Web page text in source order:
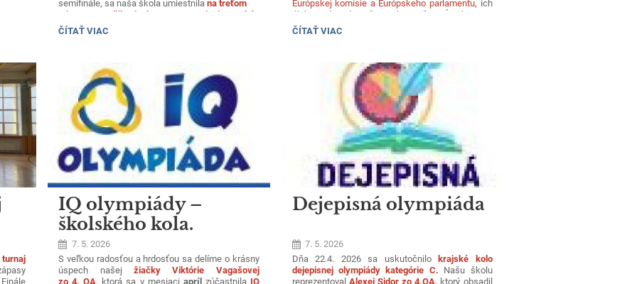
semifinále, sa naša škola umiestnila na treťom
mieste a zaručila si tak postup na celoslovenské
kolo.
POSTUP
FRIZBEE:
ČÍTAŤ VIAC
Európskej komisie a Európskeho parlamentu, ich
úlohy a dopad na život obyvateľov EÚ. Akcie sa
zúčastnili aj študenti z tried 2. AB a 2.NB, ktorí si
pri rôznych aktivitách overili svoje vedomosti o EÚ.
DEŇ
ČÍTAŤ VIAC
Finále
IQ olympiády –
školského kola.
7. 5. 2026
S veľkou radosťou a hrdosťou sa delíme o krásny
úspech našej
žiačky Viktórie Vagašovej
zo 4. OA, ktorá sa v mesiaci apríl zúčastnila IQ
Dejepisná olympiáda
7. 5. 2026
Dňa 22.4. 2026 sa uskutočnilo
krajské kolo
dejepisnej olympiády kategórie C. Našu školu
reprezentoval Alexei Sidor zo 4.OA, ktorý obsadil